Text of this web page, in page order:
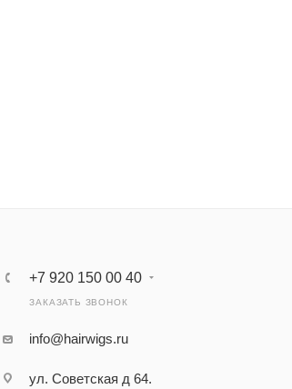
+7 920 150 00 40
ЗАКАЗАТЬ ЗВОНОК
info@hairwigs.ru
ул. Советская д 64.